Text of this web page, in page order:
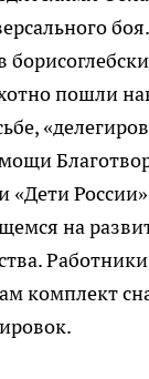
пошли
на
комплект